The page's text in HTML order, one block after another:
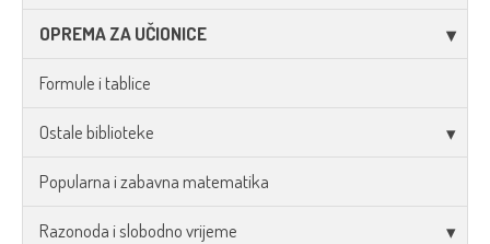
OPREMA ZA UČIONICE
Formule i tablice
Ostale biblioteke
Popularna i zabavna matematika
Razonoda i slobodno vrijeme